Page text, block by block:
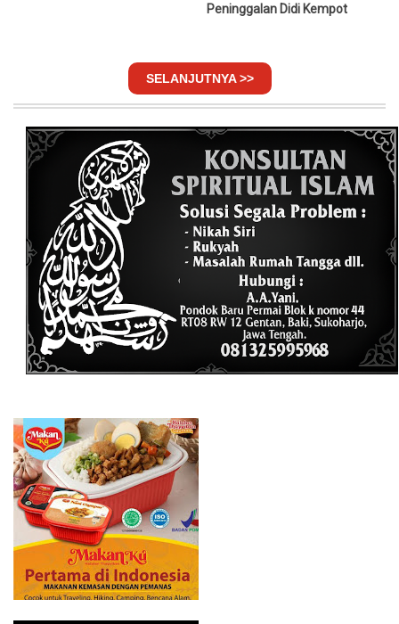
Peninggalan Didi Kempot
SELANJUTNYA >>